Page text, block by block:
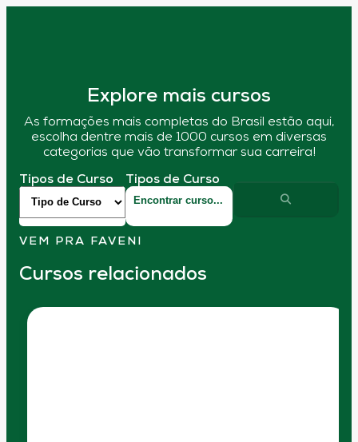
Explore mais cursos
As formações mais completas do Brasil estão aqui,
escolha dentre mais de 1000 cursos em diversas
categorias que vão transformar sua carreira!
Tipos de Curso Tipos de Curso
VEM PRA FAVENI
Cursos relacionados